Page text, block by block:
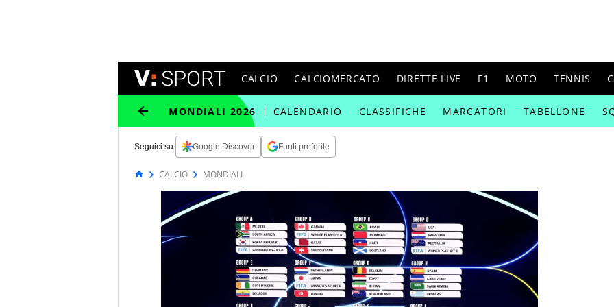
CALCIO CALCIOMERCATO DIRETTE LIVE F1 MOTO TENNIS
MONDIALI 2026 CALENDARIO CLASSIFICHE MARCATORI TABELLONE
Seguici su: Google Discover Fonti preferite
CALCIO MONDIALI